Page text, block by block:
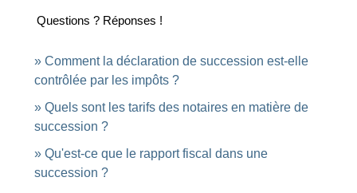
Questions ? Réponses !
Comment la déclaration de succession est-elle
contrôlée par les impôts ?
Quels sont les tarifs des notaires en matière de
succession ?
Qu'est-ce que le rapport fiscal dans une
succession ?